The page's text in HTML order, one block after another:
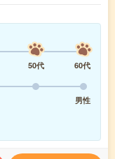
50代
60代
男性